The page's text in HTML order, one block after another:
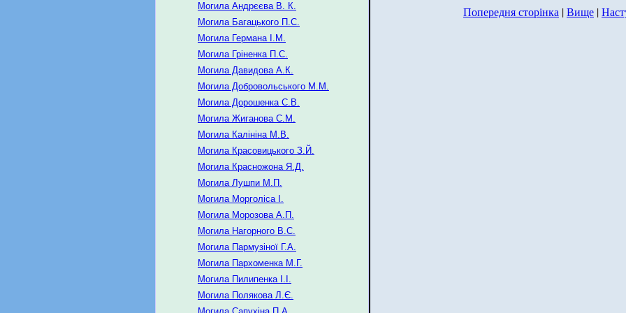
Могила Андрєєва В. К.
Могила Багацького П.С.
Могила Германа І.М.
Могила Гріненка П.С.
Могила Давидова А.К.
Могила Добровольського М.М.
Могила Дорошенка С.В.
Могила Жиганова С.М.
Могила Калініна М.В.
Могила Красовицького З.Й.
Могила Красножона Я.Д.
Могила Лушпи М.П.
Могила Морголіса І.
Могила Морозова А.П.
Могила Нагорного В.С.
Могила Пармузіної Г.А.
Могила Пархоменка М.Г.
Могила Пилипенка І.І.
Могила Полякова Л.Є.
Попередня сторінка |Вище |